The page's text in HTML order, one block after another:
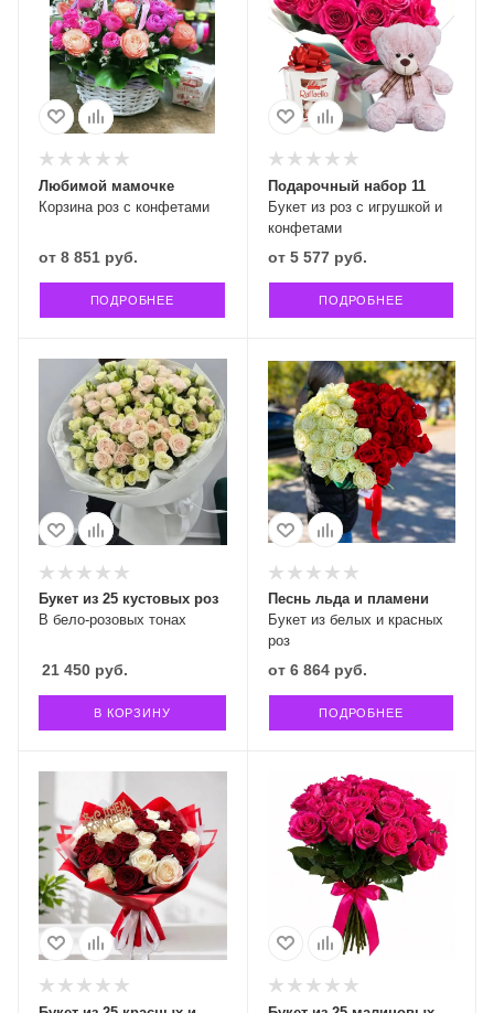
Корзина роз с конфетами
Любимой мамочке
от 8 851 руб.
ПОДРОБНЕЕ
Букет из роз с игрушкой и
конфетами
Подарочный набор 11
от 5 577 руб.
ПОДРОБНЕЕ
В бело-розовых тонах
Букет из 25 кустовых роз
21 450 руб.
В КОРЗИНУ
Букет из белых и красных
роз
Песнь льда и пламени
от 6 864 руб.
ПОДРОБНЕЕ